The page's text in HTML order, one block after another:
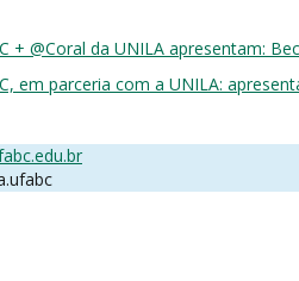
+ @Coral da UNILA apresentam:
em parceria com a UNILA: